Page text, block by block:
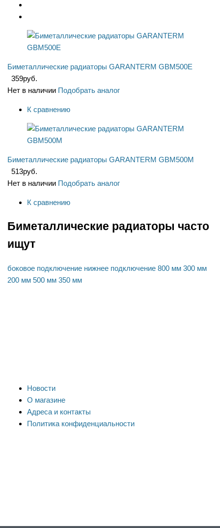
Биметаллические радиаторы GARANTERM GBM500E
359руб.
Нет в наличии Подобрать аналог
К сравнению
Биметаллические радиаторы GARANTERM GBM500M
513руб.
Нет в наличии Подобрать аналог
К сравнению
Биметаллические радиаторы часто
ищут
боковое подключение нижнее подключение 800 мм 300 мм
200 мм 500 мм 350 мм
Новости
О магазине
Адреса и контакты
Политика конфиденциальности